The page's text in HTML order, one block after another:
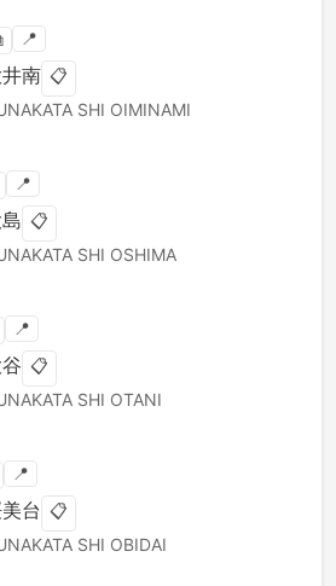
📍
南 📋
SHI OIMINAMI
📍
📋
SHI OSHIMA
📍
📋
SHI OTANI
📍
台 📋
SHI OBIDAI